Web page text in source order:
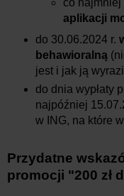
co najmniej
aplikacji
do 30.06.2024 r.
behawioralną
jest i jak ją
do dnia wypłaty
najpóźniej
w ING, na które
Przydatne
promocji "200 zł